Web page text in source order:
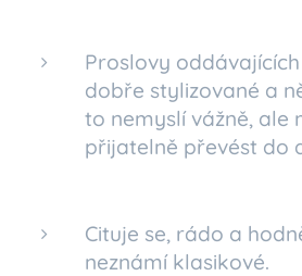
Proslovy
dobře stylizované a
to nemyslí vážně, ale
přijatelně převést do
Cituje se, rádo a
neznámí klasikové.